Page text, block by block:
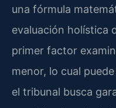
una fórmula
evaluación holística
primer factor
menor, lo cual
el tribunal busca